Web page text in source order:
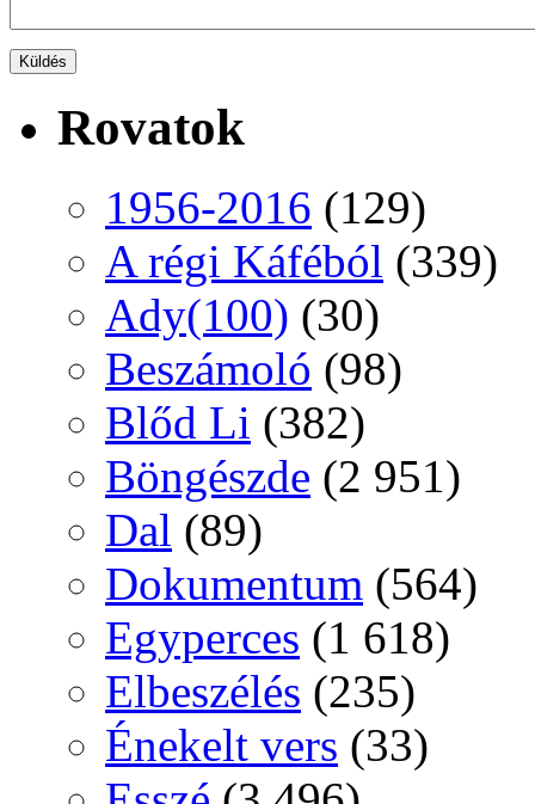
Rovatok
1956-2016 (129)
A régi Káféból (339)
Ady(100) (30)
Beszámoló (98)
Blőd Li (382)
Böngészde (2 951)
Dal (89)
Dokumentum (564)
Egyperces (1 618)
Elbeszélés (235)
Énekelt vers (33)